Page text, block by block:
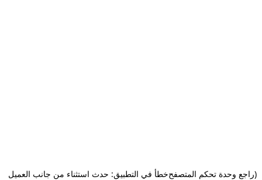
خطأ في التطبيق: حدث استثناء من جانب العميل(راجع وحدة تحكم المتصفح